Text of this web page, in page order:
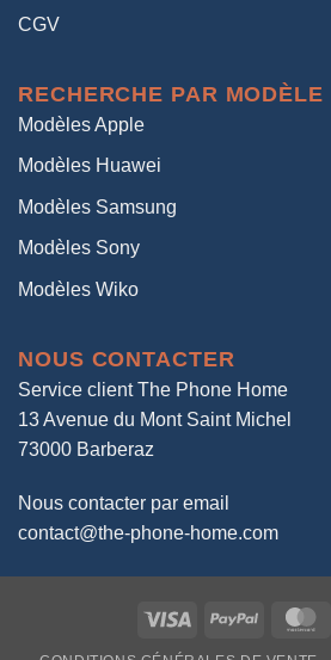
CGV
RECHERCHE PAR MODÈLE
Modèles Apple
Modèles Huawei
Modèles Samsung
Modèles Sony
Modèles Wiko
NOUS CONTACTER
Service client The Phone Home
13 Avenue du Mont Saint Michel
73000 Barberaz
Nous contacter par email
contact@the-phone-home.com
Visa PayPal